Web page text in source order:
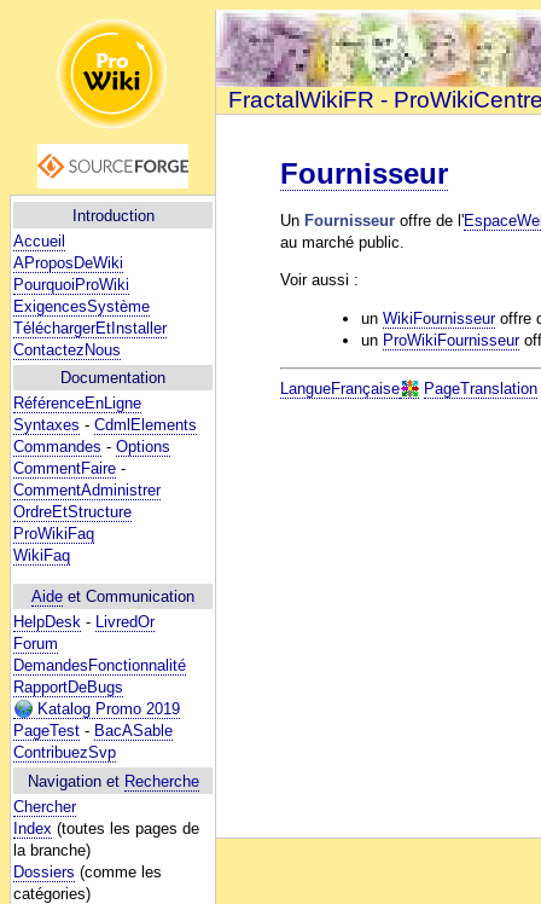
Introduction
Accueil
AProposDeWiki
PourquoiProWiki
ExigencesSystème
TéléchargerEtInstaller
ContactezNous
Documentation
RéférenceEnLigne
Syntaxes - CdmlElements
Commandes - Options
CommentFaire -
CommentAdministrer
OrdreEtStructure
ProWikiFaq
WikiFaq
Aide et Communication
HelpDesk - LivredOr
Forum
DemandesFonctionnalité
RapportDeBugs
Katalog Promo 2019
PageTest - BacASable
ContribuezSvp
Navigation et Recherche
Chercher
Index (toutes les pages de
la branche)
Dossiers (comme les
catégories)
FractalWikiFR -
Fournisseur
Un Fournisseur offre de l'
au marché public.
Voir aussi :
un WikiFournisseuroffre
un ProWikiFournisseur
LangueFrançaise PageTranslation